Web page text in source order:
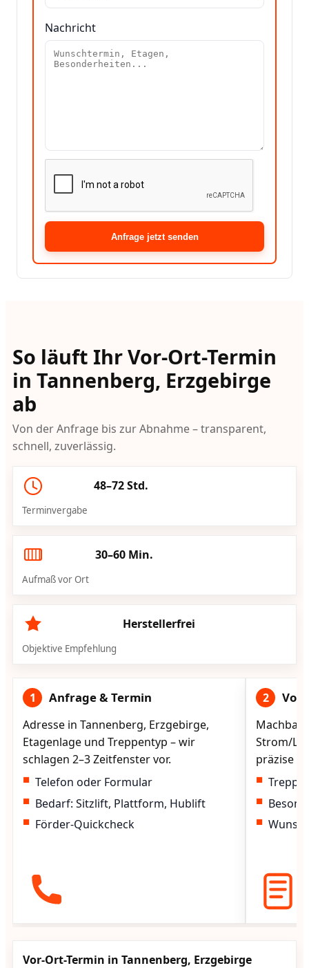
Nachricht
Anfrage jetzt senden
So läuft Ihr Vor-Ort-Termin
in Tannenberg, Erzgebirge
ab
Von der Anfrage bis zur Abnahme – transparent,
schnell, zuverlässig.
48–72 Std.
Terminvergabe
30–60 Min.
Aufmaß vor Ort
Herstellerfrei
Objektive Empfehlung
1 Anfrage & Termin
Adresse in Tannenberg, Erzgebirge,
Etagenlage und Treppentyp – wir
schlagen 2–3 Zeitfenster vor.
Telefon oder Formular
Bedarf: Sitzlift, Plattform, Hublift
Förder-Quickcheck
2
Strom/
präzise
Vor-Ort-Termin in Tannenberg, Erzgebirge